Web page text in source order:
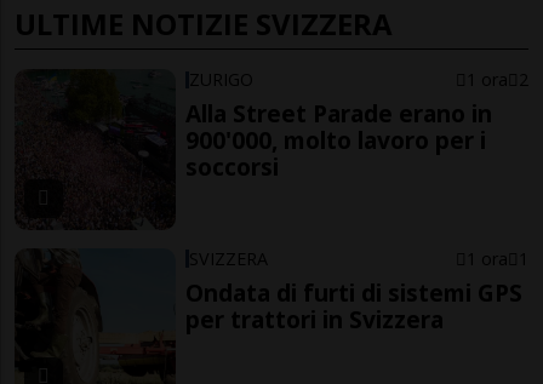
ULTIME NOTIZIE SVIZZERA
ZURIGO 1 ora 2
Alla Street Parade erano in
900'000, molto lavoro per i
soccorsi
SVIZZERA 1 ora 1
Ondata di furti di sistemi GPS
per trattori in Svizzera